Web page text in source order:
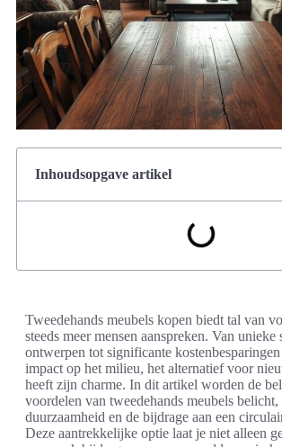
Inhoudsopgave artikel
Tweedehands meubels kopen biedt tal van
steeds meer mensen aanspreken. Van unieke
ontwerpen tot significante
impact op het milieu, het alternatief voor
heeft zijn charme. In dit artikel worden de
voordelen van tweedehands meubels
duurzaamheid en de bijdrage aan een
Deze aantrekkelijke optie laat je niet alleen